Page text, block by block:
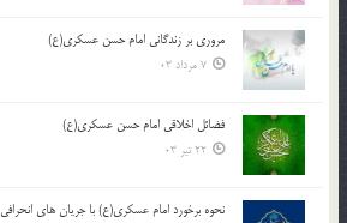
مروری بر زندگانی امام حسن عسکری(ع)
7 مرداد 03
فضائل اخلاقی امام حسن عسکری(ع)
22 تیر 03
نحوه برخورد امام عسکری(ع) با جریان های انحرافی